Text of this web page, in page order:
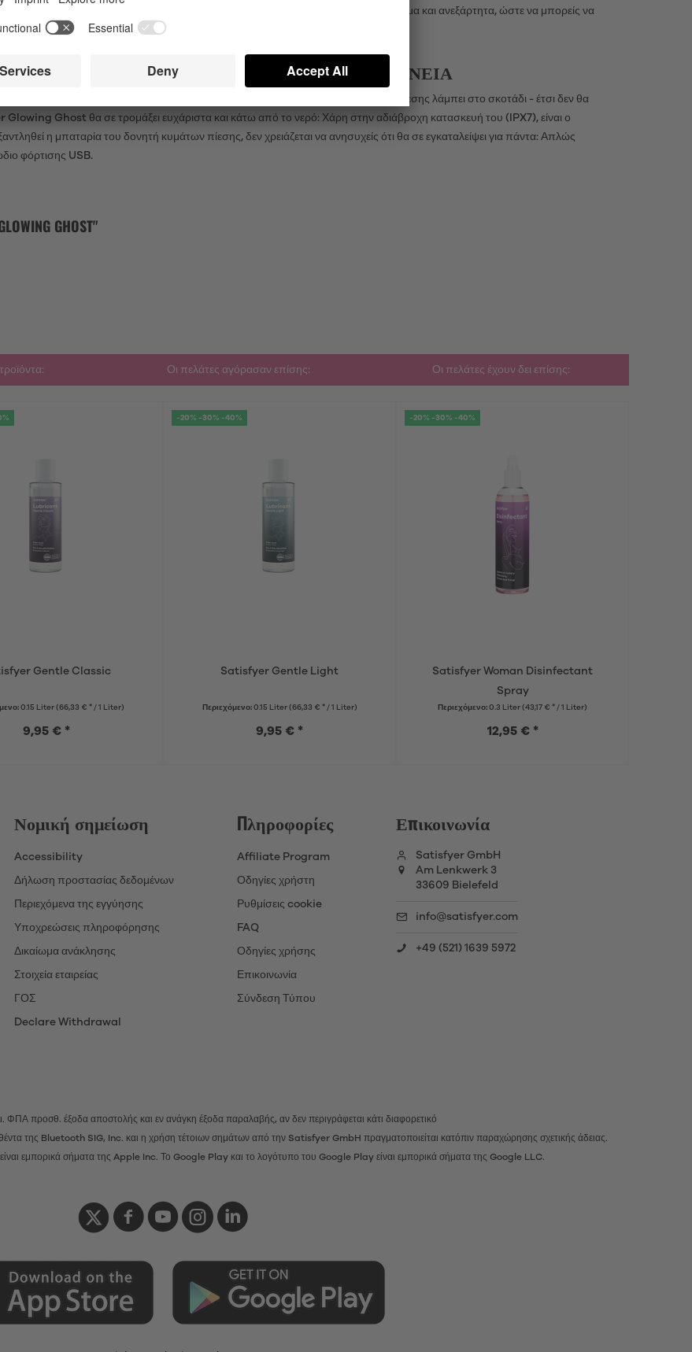
12 επιπλέον προγράμματα δόνησης με τα κύματα πίεσης. Η δόνηση ελέγχεται ακόμα και ανεξάρτητα, ώστε να μπορείς να
επαφής.
ΔΟΝΗΤΉΣ (IPX7) ΜΕ ΦΘΟΡΊΖΟΥΣΑ ΕΠΙΦΆΝΕΙΑ
Χάρη σε ένα φθορίζον στρώμα σιλικόνης, αυτός ο δονητής κυμάτων πίεσης λάμπει στο σκοτάδι - έτσι δεν θα
Ghost θα σε τρομάξει ευχάριστα και κάτω από το νερό: Χάρη στην αδιάβροχη κατασκευή του (IPX7), είναι ο
η μπαταρία του δονητή κυμάτων πίεσης, δεν χρειάζεται να ανησυχείς ότι θα σε εγκαταλείψει για πάντα: Απλώς
φόρτισης USB.
GHOST"
Οι πελάτες αγόρασαν επίσης: Οι πελάτες έχουν δει επίσης:
Gentle Classic
0.15 Liter (66,33 € * / 1 Liter)
9,95 € *
-20% -30% -40%
Satisfyer Gentle Light
Περιεχόμενο: 0.15 Liter (66,33 € * / 1 Liter)
9,95 € *
-20% -30% -40%
Satisfyer Woman Disinfectant
Spray
Περιεχόμενο: 0.3 Liter (43,17 € * / 1 Liter)
12,95 € *
Νομική σημείωση
Accessibility
Δήλωση προστασίας δεδομένων
Περιεχόμενα της εγγύησης
Υποχρεώσεις πληροφόρησης
Δικαίωμα ανάκλησης
Στοιχεία εταιρείας
ΓΟΣ
Declare Withdrawal
Πληροφορίες
Affiliate Program
Οδηγίες χρήστη
Ρυθμίσεις cookie
FAQ
Οδηγίες χρήσης
Επικοινωνία
Σύνδεση Τύπου
Επικοινωνία
Satisfyer GmbH
Am Lenkwerk 3
33609 Bielefeld
info@satisfyer.com
+49 (521) 1639 5972
ΦΠΑ προσθ. έξοδα αποστολής και εν ανάγκη έξοδα παραλαβής, αν δεν περιγράφεται κάτι διαφορετικό
της Bluetooth SIG, Inc. και η χρήση τέτοιων σημάτων από την Satisfyer GmbH πραγματοποιείται κατόπιν παραχώρησης σχετικής άδειας.
εμπορικά σήματα της Apple Inc. Το Google Play και το λογότυπο του Google Play είναι εμπορικά σήματα της Google LLC.